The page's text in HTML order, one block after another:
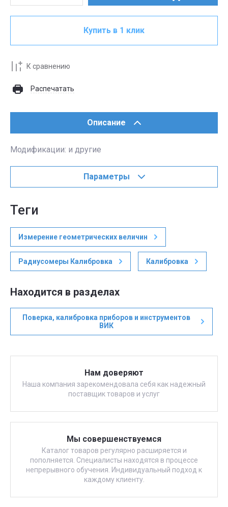
Купить в 1 клик
К сравнению
Распечатать
Описание
Модификации: и другие
Параметры
теги
Измерение геометрических величин
Радиусомеры Калибровка Калибровка
Находится в разделах
Поверка, калибровка приборов и инструментов
ВИК
Нам доверяют
Наша компания зарекомендовала себя как надежный
поставщик товаров и услуг
Мы совершенствуемся
Каталог товаров регулярно расширяется и
пополняется. Специалисты находятся в процессе
непрерывного обучения. Индивидуальный подход к
каждому клиенту.